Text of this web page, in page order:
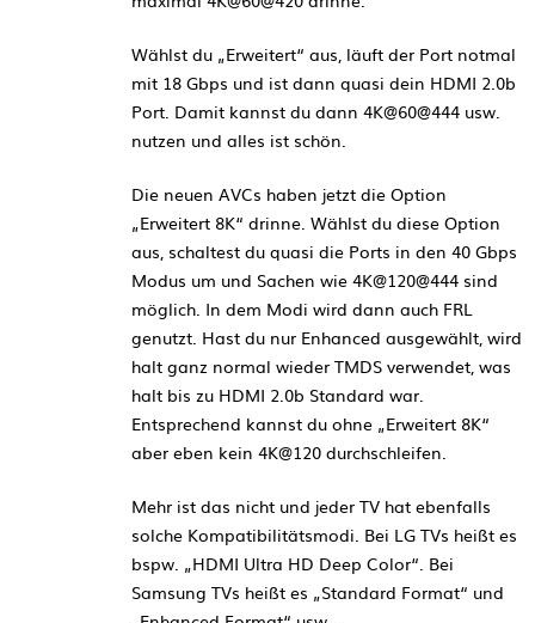
Wählst du „Erweitert“ aus, läuft der Port notmal
mit 18 Gbps und ist dann quasi dein HDMI 2.0b
Port. Damit kannst du dann 4K@60@444 usw.
nutzen und alles ist schön.
Die neuen AVCs haben jetzt die Option
„Erweitert 8K“ drinne. Wählst du diese Option
aus, schaltest du quasi die Ports in den 40 Gbps
Modus um und Sachen wie 4K@120@444 sind
möglich. In dem Modi wird dann auch FRL
genutzt. Hast du nur Enhanced ausgewählt, wird
halt ganz normal wieder TMDS verwendet, was
halt bis zu HDMI 2.0b Standard war.
Entsprechend kannst du ohne „Erweitert 8K“
aber eben kein 4K@120 durchschleifen.
Mehr ist das nicht und jeder TV hat ebenfalls
solche Kompatibilitätsmodi. Bei LG TVs heißt es
bspw. „HDMI Ultra HD Deep Color“. Bei
Samsung TVs heißt es „Standard Format“ und